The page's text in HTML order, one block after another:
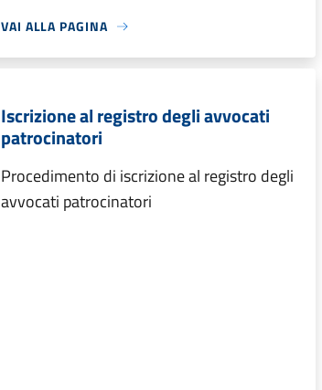
VAI ALLA PAGINA
Iscrizione al registro degli avvocati
patrocinatori
Procedimento di iscrizione al registro degli
avvocati patrocinatori